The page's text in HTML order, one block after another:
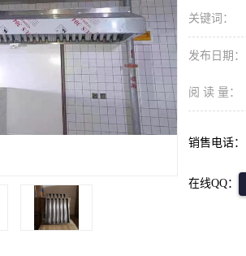
关键词：
发布日期：
阅 读 量：
销售电话：
在线QQ：